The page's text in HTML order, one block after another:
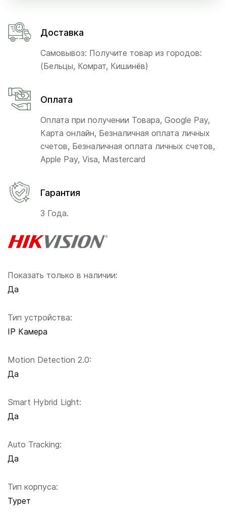
Показать только в наличии:
Да
Тип устройства:
IP Камера
Motion Detection 2.0:
Да
Smart Hybrid Light:
Да
Auto Tracking:
Да
Тип корпуса:
Турет
Доставка
Самовывоз: Получите товар из городов:
(Бельцы, Комрат, Кишинёв)
Оплата
Оплата при получении Товара, Google Pay,
Карта онлайн, Безналичная оплата личных
счетов, Безналичная оплата личных счетов,
Apple Pay, Visa, Mastercard
Гарантия
3 Года.